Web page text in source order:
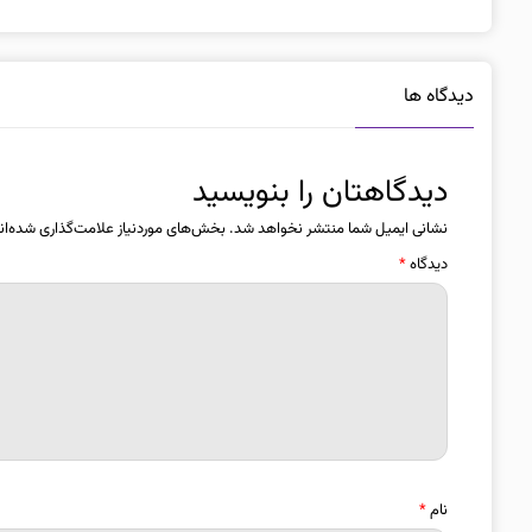
دیدگاه ها
دیدگاهتان را بنویسید
نشانی ایمیل شما منتشر نخواهد شد. بخش‌های موردنیاز علامت‌گذاری
دیدگاه*
نام*